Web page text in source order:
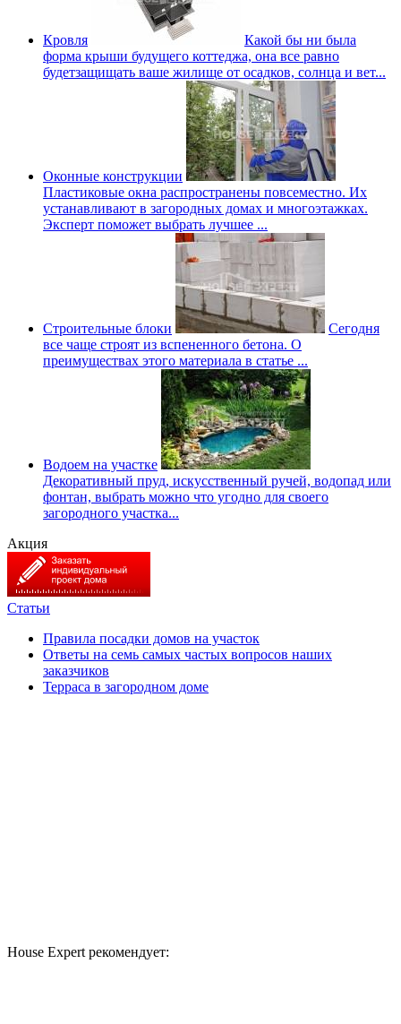
Кровля
Какой бы ни была
форма крыши будущего коттеджа, она все равно
будетзащищать ваше жилище от осадков, солнца и вет...
Оконные конструкции
Пластиковые окна распространены повсеместно. Их
устанавливают в загородных домах и многоэтажках.
Эксперт поможет выбрать лучшее ...
Строительные блоки
Сегодня
все чаще строят из вспененного бетона. О
преимуществах этого материала в статье ...
Водоем на участке
Декоративный пруд, искусственный ручей, водопад или
фонтан, выбрать можно что угодно для своего
загородного участка...
Акция
Статьи
Правила посадки домов на участок
Ответы на семь самых частых вопросов наших
заказчиков
Терраса в загородном доме
House Expert рекомендует: